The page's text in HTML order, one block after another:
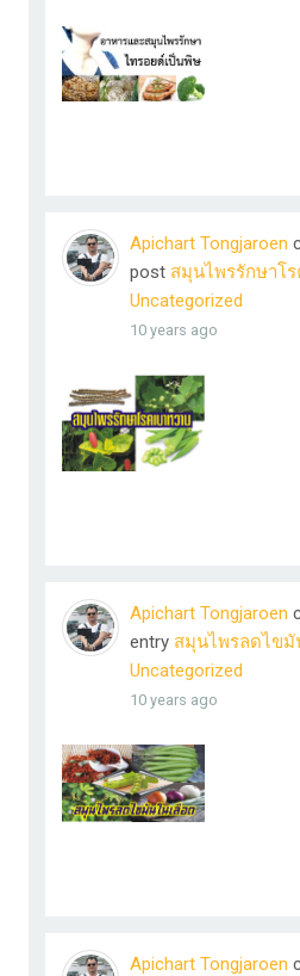
Apichart Tongjaroen
post สมุนไพรรักษาโ
Uncategorized
10 years ago
Apichart Tongjaroen
entry สมุนไพรลดไขมั
Uncategorized
10 years ago
Apichart Tongjaroen